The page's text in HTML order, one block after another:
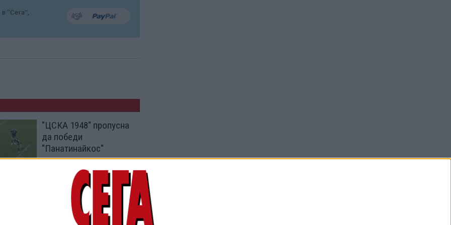
“Сега”,
"ЦСКА 1948" пропусна
да победи
"Панатинайкос"
06 Авг. 2026
Клубна легенда
напусна ЦСКА, обиден